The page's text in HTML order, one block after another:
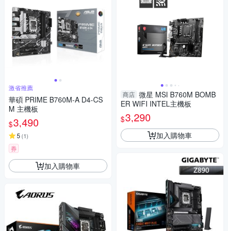
激省推薦
華碩 PRIME B760M-A D4-CS
M 主機板
$3,490
5 (1)
券
加入購物車
商店 微星 MSI B760M BOMB
ER WIFI INTEL主機板
$3,290
加入購物車